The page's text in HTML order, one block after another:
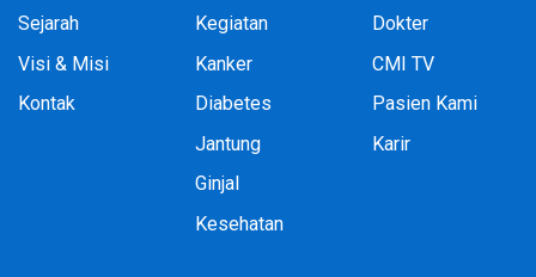
Sejarah
Visi & Misi
Kontak
Kegiatan
Kanker
Diabetes
Jantung
Ginjal
Kesehatan
Dokter
CMI TV
Pasien Kami
Karir